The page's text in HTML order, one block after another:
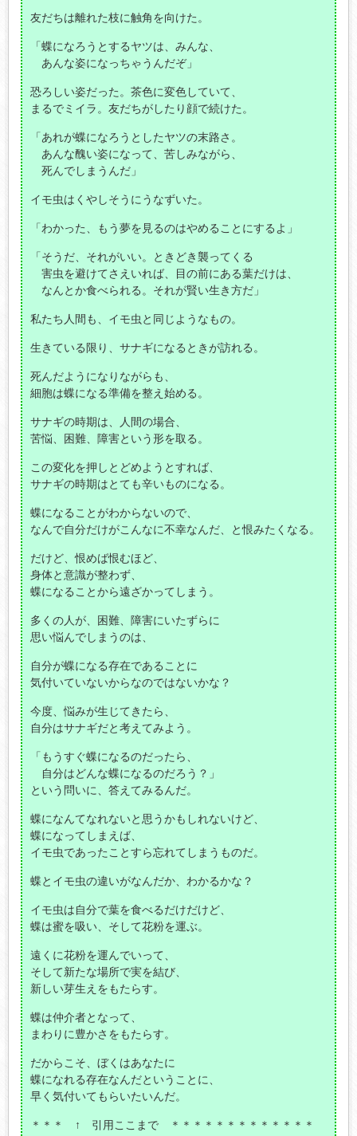
友だちは離れた枝に触角を向けた。
「蝶になろうとするヤツは、みんな、
あんな姿になっちゃうんだぞ」
恐ろしい姿だった。茶色に変色していて、
まるでミイラ。友だちがしたり顔で続けた。
「あれが蝶になろうとしたヤツの末路さ。
あんな醜い姿になって、苦しみながら、
死んでしまうんだ」
イモ虫はくやしそうにうなずいた。
「わかった、もう夢を見るのはやめることにするよ」
「そうだ、それがいい。ときどき襲ってくる
害虫を避けてさえいれば、目の前にある葉だけは、
なんとか食べられる。それが賢い生き方だ」
私たち人間も、イモ虫と同じようなもの。
生きている限り、サナギになるときが訪れる。
死んだようになりながらも、
細胞は蝶になる準備を整え始める。
サナギの時期は、人間の場合、
苦悩、困難、障害という形を取る。
この変化を押しとどめようとすれば、
サナギの時期はとても辛いものになる。
蝶になることがわからないので、
なんで自分だけがこんなに不幸なんだ、と恨みたくなる。
だけど、恨めば恨むほど、
身体と意識が整わず、
蝶になることから遠ざかってしまう。
多くの人が、困難、障害にいたずらに
思い悩んでしまうのは、
自分が蝶になる存在であることに
気付いていないからなのではないかな？
今度、悩みが生じてきたら、
自分はサナギだと考えてみよう。
「もうすぐ蝶になるのだったら、
自分はどんな蝶になるのだろう？」
という問いに、答えてみるんだ。
蝶になんてなれないと思うかもしれないけど、
蝶になってしまえば、
イモ虫であったことすら忘れてしまうものだ。
蝶とイモ虫の違いがなんだか、わかるかな？
イモ虫は自分で葉を食べるだけだけど、
蝶は蜜を吸い、そして花粉を運ぶ。
遠くに花粉を運んでいって、
そして新たな場所で実を結び、
新しい芽生えをもたらす。
蝶は仲介者となって、
まわりに豊かさをもたらす。
だからこそ、ぼくはあなたに
蝶になれる存在なんだということに、
早く気付いてもらいたいんだ。
＊＊＊ ↑ 引用ここまで ＊＊＊＊＊＊＊＊＊＊＊＊＊